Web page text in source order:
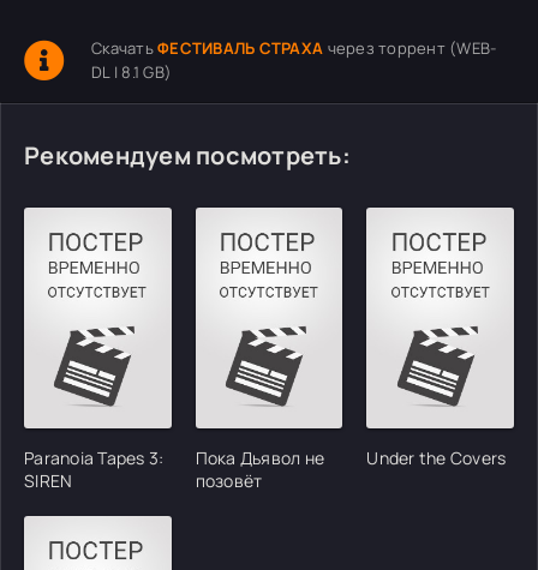
СкачатьФЕСТИВАЛЬ СТРАХА через торрент (WEB-
DL | 8.1 GB)
Рекомендуем посмотреть:
Paranoia Tapes 3:
SIREN
Пока Дьявол не
позовёт
Under the Covers